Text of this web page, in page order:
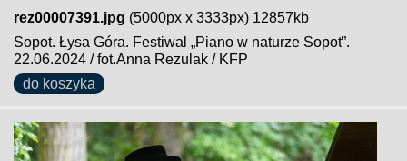
rez00007391.jpg (5000px x 3333px) 12857kb
Sopot. Łysa Góra. Festiwal „Piano w naturze Sopot”.
22.06.2024 / fot.Anna Rezulak / KFP
do koszyka